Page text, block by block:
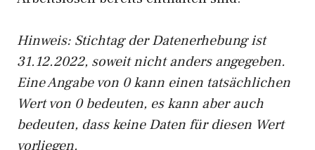
Hinweis: Stichtag der Datenerhebung ist
31.12.2022, soweit nicht anders angegeben.
Eine Angabe von 0 kann einen tatsächlichen
Wert von 0 bedeuten, es kann aber auch
bedeuten, dass keine Daten für diesen Wert
vorliegen.